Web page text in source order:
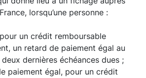
lorsqu’une personne :
un crédit remboursable
un retard de paiement égal au
dernières échéances dues ;
paiement égal, pour un crédit